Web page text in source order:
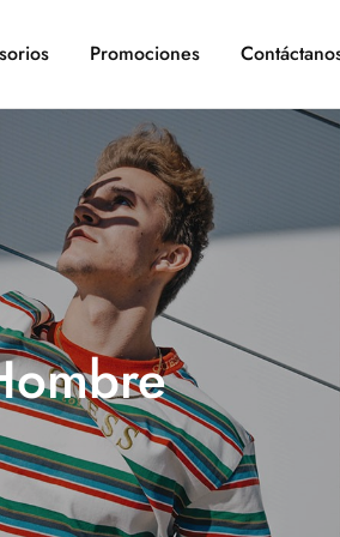
Promociones